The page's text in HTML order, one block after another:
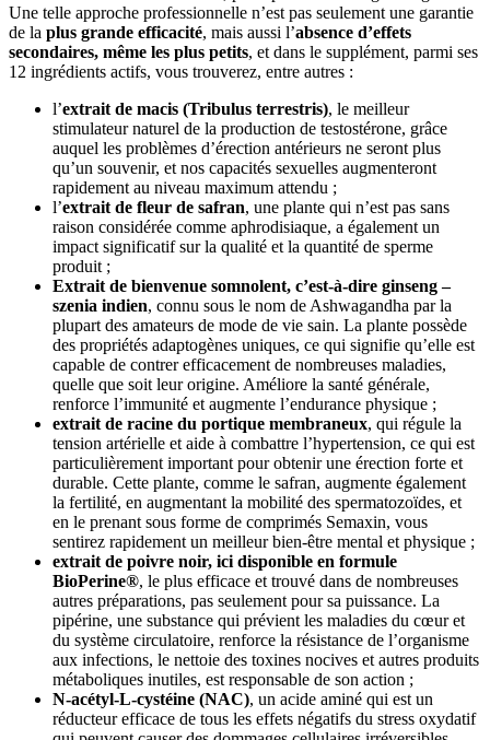
Une telle approche professionnelle n’est pas seulement une garantie
de la plus grande efficacité, mais aussi l’absence d’effets
secondaires, même les plus petits, et dans le supplément, parmi ses
12 ingrédients actifs, vous trouverez, entre autres :
l’extrait de macis (Tribulus terrestris), le meilleur
stimulateur naturel de la production de testostérone, grâce
auquel les problèmes d’érection antérieurs ne seront plus
qu’un souvenir, et nos capacités sexuelles augmenteront
rapidement au niveau maximum attendu ;
l’extrait de fleur de safran, une plante qui n’est pas sans
raison considérée comme aphrodisiaque, a également un
impact significatif sur la qualité et la quantité de sperme
produit ;
Extrait de bienvenue somnolent, c’est-à-dire ginseng –
szenia indien, connu sous le nom de Ashwagandha par la
plupart des amateurs de mode de vie sain. La plante possède
des propriétés adaptogènes uniques, ce qui signifie qu’elle est
capable de contrer efficacement de nombreuses maladies,
quelle que soit leur origine. Améliore la santé générale,
renforce l’immunité et augmente l’endurance physique ;
extrait de racine du portique membraneux, qui régule la
tension artérielle et aide à combattre l’hypertension, ce qui est
particulièrement important pour obtenir une érection forte et
durable. Cette plante, comme le safran, augmente également
la fertilité, en augmentant la mobilité des spermatozoïdes, et
en le prenant sous forme de comprimés Semaxin, vous
sentirez rapidement un meilleur bien-être mental et physique ;
extrait de poivre noir, ici disponible en formule
BioPerine®, le plus efficace et trouvé dans de nombreuses
autres préparations, pas seulement pour sa puissance. La
pipérine, une substance qui prévient les maladies du cœur et
du système circulatoire, renforce la résistance de l’organisme
aux infections, le nettoie des toxines nocives et autres produits
métaboliques inutiles, est responsable de son action ;
N-acétyl-L-cystéine (NAC), un acide aminé qui est un
réducteur efficace de tous les effets négatifs du stress oxydatif